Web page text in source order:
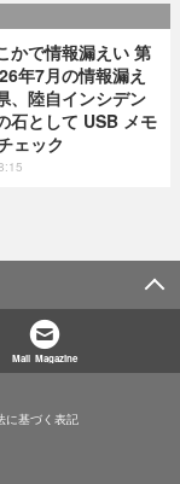
かで情報漏えい 第
年7月の情報漏え
、陸自インシデン
石として USB メモ
ェック
Mail Magazine
に基づく表記